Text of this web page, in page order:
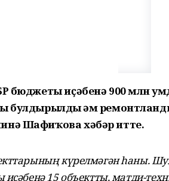
бюджеты иҫәбенә 900 млн
булдырылды һәм
Шафиҡова хәбәр итте.
күрелмәгән һаны.
15 объектты, матди-